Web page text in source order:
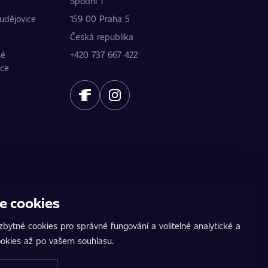
159 00 Praha 5
Česká republika
+420 737 667 422
Údaje poskytují jednotliví partneři.
AutoChip® je registrovaná ochranná známka
komunikacích. Přesné informace
cookies
cookies pro správné fungování a volitelné analytické a
až po vašem souhlasu.